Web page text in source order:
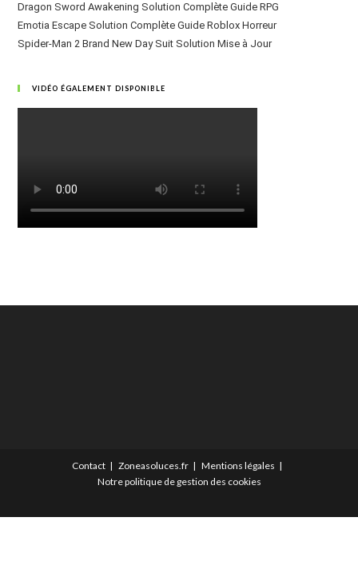
Dragon Sword Awakening Solution Complète Guide RPG
Emotia Escape Solution Complète Guide Roblox Horreur
Spider-Man 2 Brand New Day Suit Solution Mise à Jour
VIDÉO ÉGALEMENT DISPONIBLE
Contact Zoneasoluces.fr
Mentions légales
Notre politique de gestion des cookies